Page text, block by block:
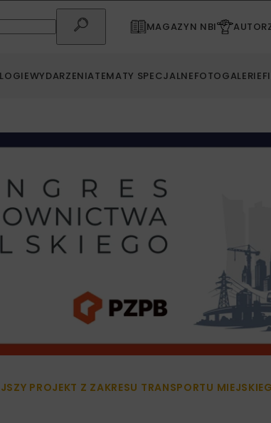
MAGAZYN NBI
WYDARZENIATEMATY SPECJALNEFOTOGALERIE
PROJEKT Z ZAKRESU TRANSPORTU